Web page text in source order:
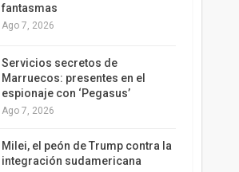
fantasmas
Ago 7, 2026
Servicios secretos de
Marruecos: presentes en el
espionaje con ‘Pegasus’
Ago 7, 2026
Milei, el peón de Trump contra la
integración sudamericana